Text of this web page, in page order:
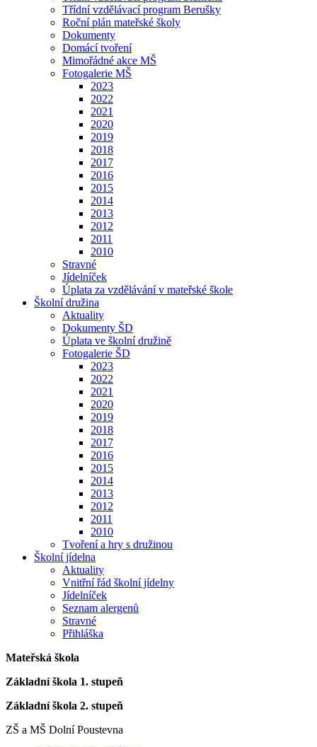
Třídní vzdělávací program Berušky
Roční plán mateřské školy
Dokumenty
Domácí tvoření
Mimořádné akce MŠ
Fotogalerie MŠ
2023
2022
2021
2020
2019
2018
2017
2016
2015
2014
2013
2012
2011
2010
Stravné
Jídelníček
Úplata za vzdělávání v mateřské škole
Školní družina
Aktuality
Dokumenty ŠD
Úplata ve školní družině
Fotogalerie ŠD
2023
2022
2021
2020
2019
2018
2017
2016
2015
2014
2013
2012
2011
2010
Tvoření a hry s družinou
Školní jídelna
Aktuality
Vnitřní řád školní jídelny
Jídelníček
Seznam alergenů
Stravné
Přihláška
Mateřská škola
Základní škola 1. stupeň
Základní škola 2. stupeň
ZŠ a MŠ Dolní Poustevna